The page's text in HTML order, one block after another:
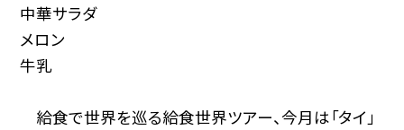
中華サラダ
メロン
牛乳
給食で世界を巡る給食世界ツアー、今月は「タイ」